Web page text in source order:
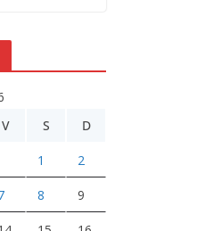
V S D
1 2
8 9